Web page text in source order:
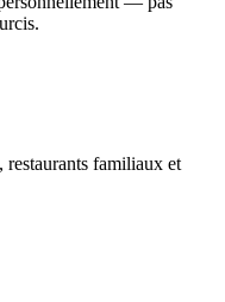
restaurants familiaux et